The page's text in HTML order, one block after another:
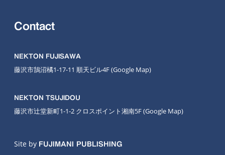
Contact
NEKTON FUJISAWA
藤沢市鵠沼橘1-17-11 順天ビル4F(Google Map)
NEKTON TSUJIDOU
藤沢市辻堂新町1-1-2 クロスポイント湘南5F(Google Map)
Site by FUJIMANI PUBLISHING